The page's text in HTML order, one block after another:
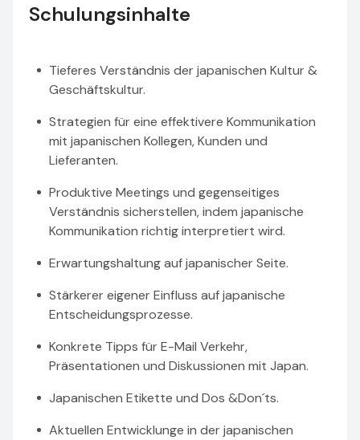
Schulungsinhalte
Tieferes Verständnis der japanischen Kultur &
Geschäftskultur.
Strategien für eine effektivere Kommunikation
mit japanischen Kollegen, Kunden und
Lieferanten.
Produktive Meetings und gegenseitiges
Verständnis sicherstellen, indem japanische
Kommunikation richtig interpretiert wird.
Erwartungshaltung auf japanischer Seite.
Stärkerer eigener Einfluss auf japanische
Entscheidungsprozesse.
Konkrete Tipps für E-Mail Verkehr,
Präsentationen und Diskussionen mit Japan.
Japanischen Etikette und Dos &Don´ts.
Aktuellen Entwicklunge in der japanischen